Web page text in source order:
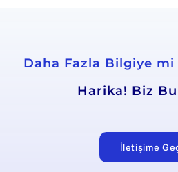
Daha Fazla Bilgiye mi
Harika! Biz
İletişime